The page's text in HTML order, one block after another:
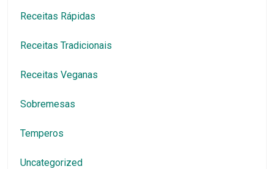
Receitas Rápidas
Receitas Tradicionais
Receitas Veganas
Sobremesas
Temperos
Uncategorized